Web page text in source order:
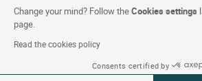
Change your mind? Follow theCookies settings
page.
Read the cookies policy
Consents certified by
Logis Hotels copyright © 2026 Tutti i diritti